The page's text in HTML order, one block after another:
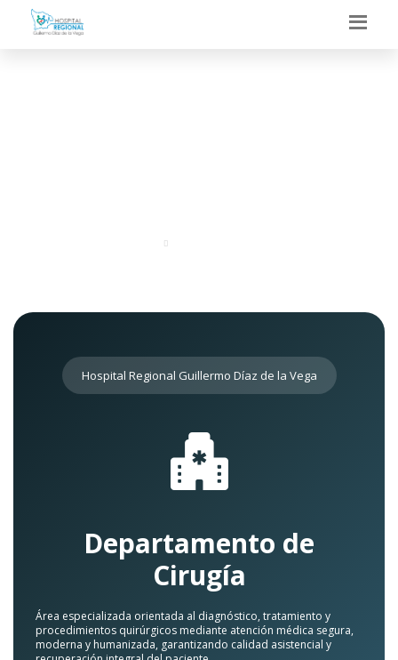
Hospital Regional Guillermo Díaz de la Vega
Departamento de
Cirugía
Área especializada orientada al diagnóstico, tratamiento y
procedimientos quirúrgicos mediante atención médica segura,
moderna y humanizada, garantizando calidad asistencial y